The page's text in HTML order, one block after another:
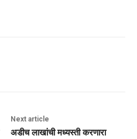
Next article
अडीच लाखांची मध्यस्ती करणारा